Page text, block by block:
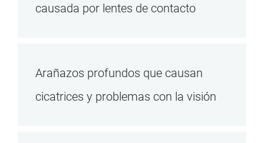
causada por lentes de contacto
Arañazos profundos que causan
cicatrices y problemas con la visión